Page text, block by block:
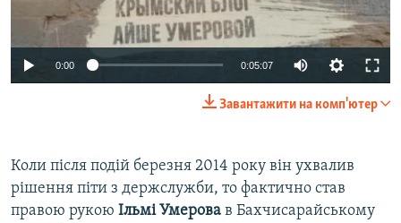
0:00 0:05:07
Завантажити на комп'ютер
Коли після подій березня 2014 року він ухвалив
рішення піти з держслужби, то фактично став
правою рукою Ільмі Умерова в Бахчисарайському